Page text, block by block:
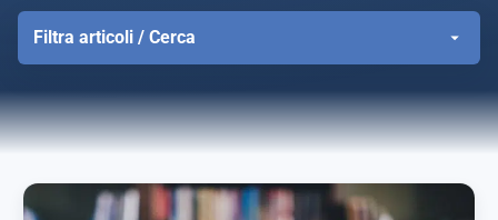
Filtra articoli / Cerca